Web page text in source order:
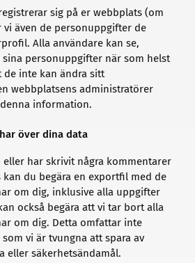
sig på er webbplats (om
vi även de personuppgifter de
Alla användare kan se,
sina personuppgifter när som helst
de inte kan ändra sitt
webbplatsens administratörer
information.
över dina data
har skrivit några kommentarer
du begära en exportfil med de
om dig, inklusive alla uppgifter
också begära att vi tar bort alla
om dig. Detta omfattar inte
vi är tvungna att spara av
eller säkerhetsändamål.